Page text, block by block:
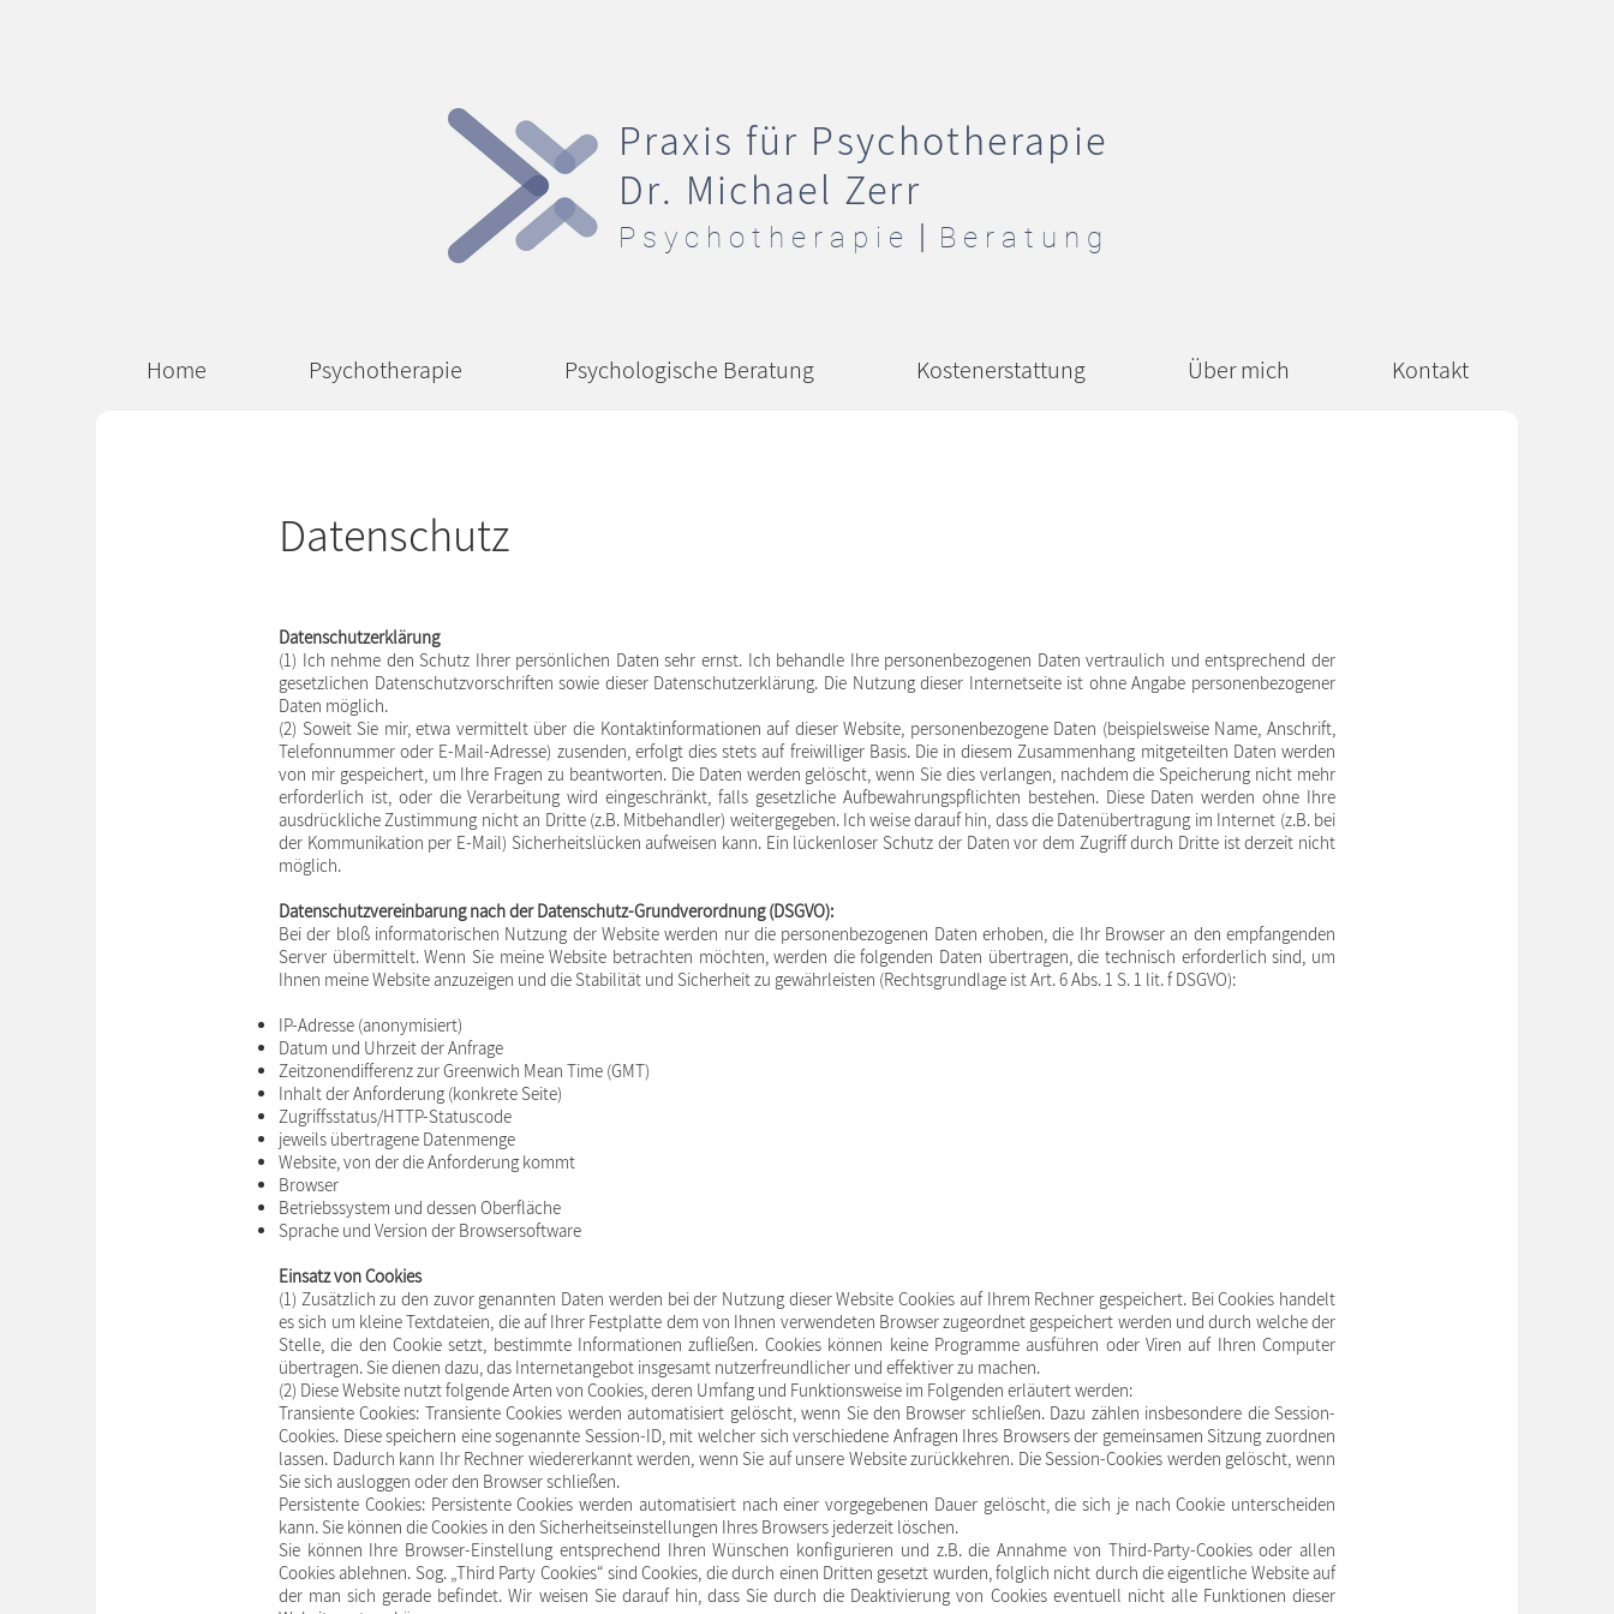
Praxis für Psychotherapie
Dr. Michael Zerr
Psychotherapie Beratung
Home Psychotherapie Psychologische Beratung Kostenerstattung Über mich Kontakt
Datenschutz
Datenschutzerklärung
(1) Ich nehme den Schutz Ihrer persönlichen Daten sehr ernst. Ich behandle Ihre personenbezogenen Daten vertraulich und entsprechend der
gesetzlichen Datenschutzvorschriften sowie dieser Datenschutzerklärung. Die Nutzung dieser Internetseite ist ohne Angabe personenbezogener
Daten möglich.
(2) Soweit Sie mir, etwa vermittelt über die Kontaktinformationen auf dieser Website, personenbezogene Daten (beispielsweise Name, Anschrift,
Telefonnummer oder E-Mail-Adresse) zusenden, erfolgt dies stets auf freiwilliger Basis. Die in diesem Zusammenhang mitgeteilten Daten werden
von mir gespeichert, um Ihre Fragen zu beantworten. Die Daten werden gelöscht, wenn Sie dies verlangen, nachdem die Speicherung nicht mehr
erforderlich ist, oder die Verarbeitung wird eingeschränkt, falls gesetzliche Aufbewahrungspflichten bestehen. Diese Daten werden ohne Ihre
ausdrückliche Zustimmung nicht an Dritte (z.B. Mitbehandler) weitergegeben. Ich weise darauf hin, dass die Datenübertragung im Internet (z.B. bei
der Kommunikation per E-Mail) Sicherheitslücken aufweisen kann. Ein lückenloser Schutz der Daten vor dem Zugriff durch Dritte ist derzeit nicht
möglich.
Datenschutzvereinbarung nach der Datenschutz-Grundverordnung (DSGVO):
Bei der bloß informatorischen Nutzung der Website werden nur die personenbezogenen Daten erhoben, die Ihr Browser an den empfangenden
Server übermittelt. Wenn Sie meine Website betrachten möchten, werden die folgenden Daten übertragen, die technisch erforderlich sind, um
Ihnen meine Website anzuzeigen und die Stabilität und Sicherheit zu gewährleisten (Rechtsgrundlage ist Art. 6 Abs. 1 S. 1 lit. f DSGVO):
IP-Adresse (anonymisiert)
Datum und Uhrzeit der Anfrage
Zeitzonendifferenz zur Greenwich Mean Time (GMT)
Inhalt der Anforderung (konkrete Seite)
Zugriffsstatus/HTTP-Statuscode
jeweils übertragene Datenmenge
Website, von der die Anforderung kommt
Browser
Betriebssystem und dessen Oberfläche
Sprache und Version der Browsersoftware
Einsatz von Cookies
(1) Zusätzlich zu den zuvor genannten Daten werden bei der Nutzung dieser Website Cookies auf Ihrem Rechner gespeichert. Bei Cookies handelt
es sich um kleine Textdateien, die auf Ihrer Festplatte dem von Ihnen verwendeten Browser zugeordnet gespeichert werden und durch welche der
Stelle, die den Cookie setzt, bestimmte Informationen zufließen. Cookies können keine Programme ausführen oder Viren auf Ihren Computer
übertragen. Sie dienen dazu, das Internetangebot insgesamt nutzerfreundlicher und effektiver zu machen.
(2) Diese Website nutzt folgende Arten von Cookies, deren Umfang und Funktionsweise im Folgenden erläutert werden:
Transiente Cookies: Transiente Cookies werden automatisiert gelöscht, wenn Sie den Browser schließen. Dazu zählen insbesondere die Session-
Cookies. Diese speichern eine sogenannte Session-ID, mit welcher sich verschiedene Anfragen Ihres Browsers der gemeinsamen Sitzung zuordnen
lassen. Dadurch kann Ihr Rechner wiedererkannt werden, wenn Sie auf unsere Website zurückkehren. Die Session-Cookies werden gelöscht, wenn
Sie sich ausloggen oder den Browser schließen.
Persistente Cookies: Persistente Cookies werden automatisiert nach einer vorgegebenen Dauer gelöscht, die sich je nach Cookie unterscheiden
kann. Sie können die Cookies in den Sicherheitseinstellungen Ihres Browsers jederzeit löschen.
Sie können Ihre Browser-Einstellung entsprechend Ihren Wünschen konfigurieren und z.B. die Annahme von Third-Party-Cookies oder allen
Cookies ablehnen. Sog. „Third Party Cookies“ sind Cookies, die durch einen Dritten gesetzt wurden, folglich nicht durch die eigentliche Website auf
der man sich gerade befindet. Wir weisen Sie darauf hin, dass Sie durch die Deaktivierung von Cookies eventuell nicht alle Funktionen dieser